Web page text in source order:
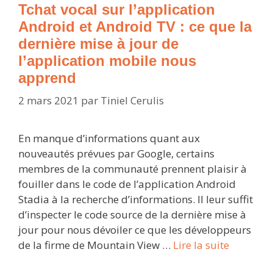
version
Tchat vocal sur l’application
Android et Android TV : ce que la
dernière mise à jour de
l’application mobile nous
apprend
2 mars 2021 par Tiniel Cerulis
En manque d’informations quant aux
nouveautés prévues par Google, certains
membres de la communauté prennent plaisir à
fouiller dans le code de l’application Android
Stadia à la recherche d’informations. Il leur suffit
d’inspecter le code source de la dernière mise à
jour pour nous dévoiler ce que les développeurs
de la firme de Mountain View … Lire la suite